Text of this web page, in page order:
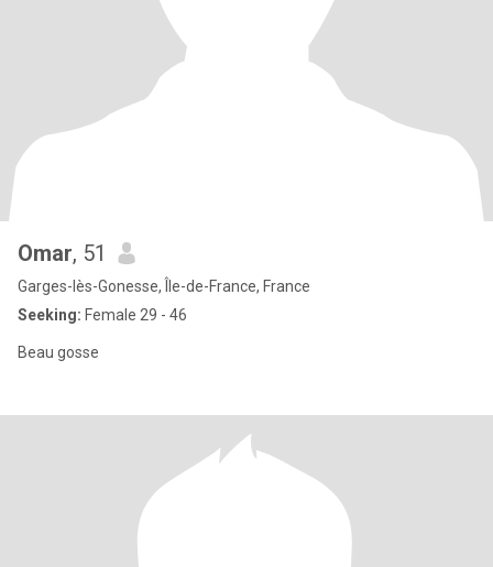
Omar, 51
Garges-lès-Gonesse, Île-de-France, France
Seeking: Female 29 - 46
Beau gosse